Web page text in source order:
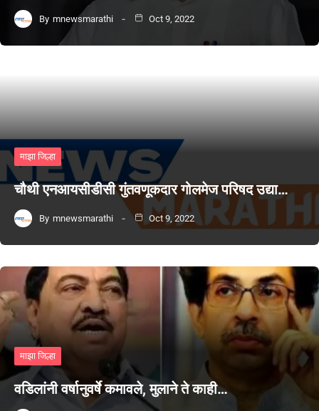
By mnewsmarathi Oct 9, 2022
माझा जिल्हा
चौथी एनआयसीडीसी गुंतवणूकदार गोलमेज परिषद उद्या…
By mnewsmarathi Oct 9, 2022
माझा जिल्हा
वडिलांनी वर्षानुवर्षे कमावले, मुलाने ते काही…